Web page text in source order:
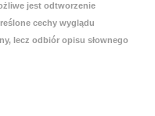
jest odtworzenie
cechy wyglądu
lecz odbiór opisu słownego